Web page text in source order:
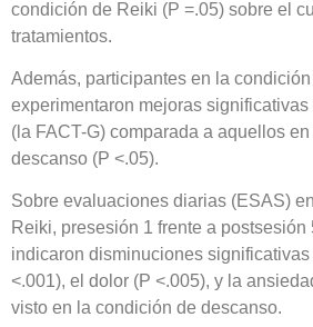
condición de Reiki (P =.05) sobre el
tratamientos.
Además, participantes en la
experimentaron mejoras
(la FACT-G) comparada a aquellos
descanso (P <.05).
Sobre evaluaciones diarias (ESAS)
Reiki, presesión 1 frente a
indicaron disminuciones
<.001), el dolor (P <.005), y la
visto en la condición de descanso.